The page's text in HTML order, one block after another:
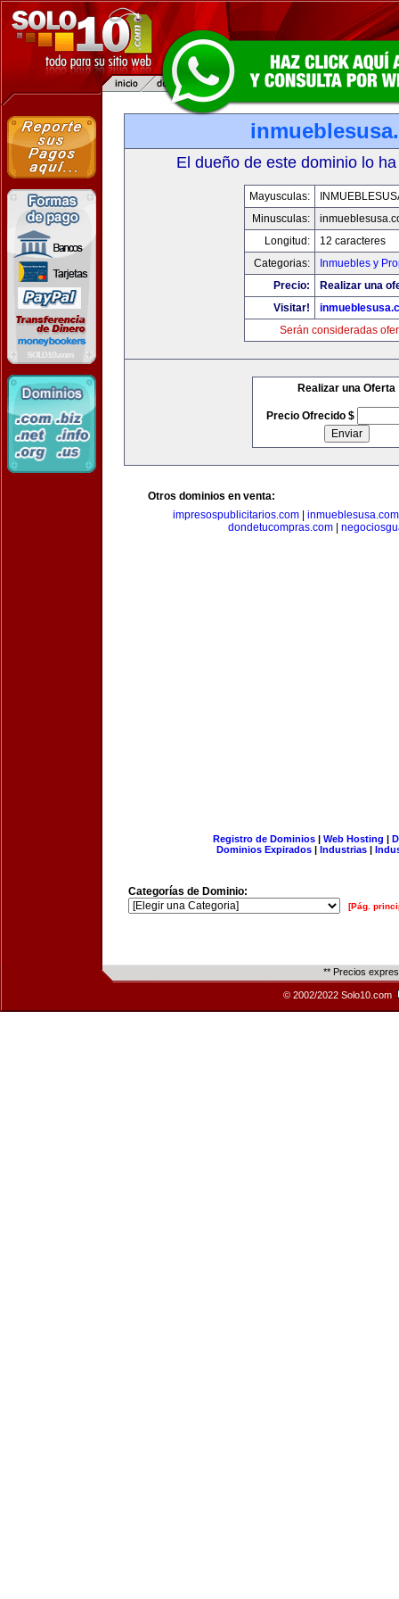
El dueño de este dominio lo
Mayusculas:
Minusculas:
Longitud:
12 caracteres
Categorias:
Inmuebles y
Precio:
Realizar una
Visitar!
Serán consideradas
Realizar una Oferta
Precio Ofrecido $
Otros dominios en venta:
impresospublicitarios.com
inmueblesusa.com
dondetucompras.com|
Registro de Dominios| Web Hosting |
Dominios Expirados | Industrias |
Categorías de Dominio:
[Pág.
** Precios
© 2002/2022 Solo10.com